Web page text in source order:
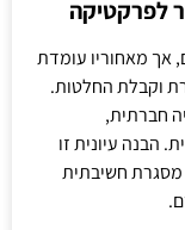
לפרקטיקה
אך מאחוריו עומדת
וקבלת החלטות.
חברתית,
הבנה עיונית זו
חשיבתית